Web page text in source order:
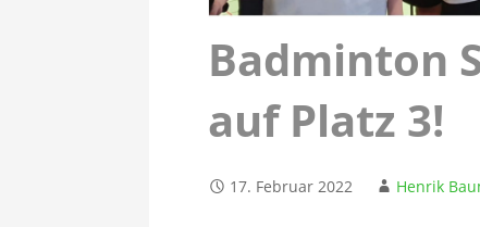
Badminton
auf Platz 3!
17. Februar 2022 Henrik